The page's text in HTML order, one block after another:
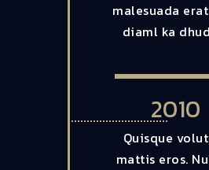
malesuada
diaml ka
2010
Quisque
mattis eros.